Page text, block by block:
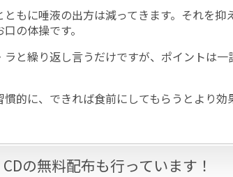
ともに唾液の出方は減ってきます。それを
の体操です。
ラと繰り返し言うだけですが、ポイントは
慣的に、できれば食前にしてもらうとより効
CDの無料配布も行っています！